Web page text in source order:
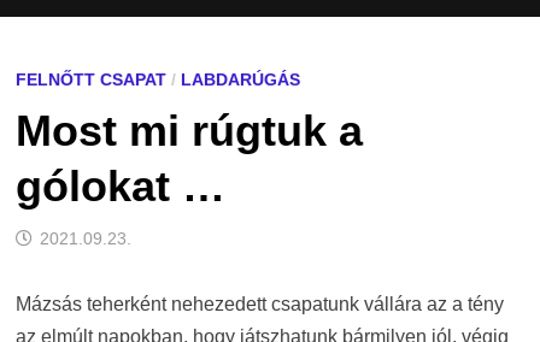
FELNŐTT CSAPAT/ LABDARÚGÁS
Most mi rúgtuk a
gólokat …
2021.09.23.
Mázsás teherként nehezedett csapatunk vállára az a tény
az elmúlt napokban, hogy játszhatunk bármilyen jól, végig